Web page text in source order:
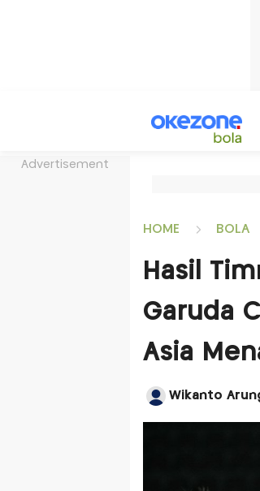
Advertisement
HOME BOLA
Hasil
Garuda
Asia
Wikanto